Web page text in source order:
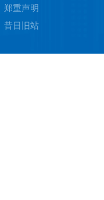
郑重声明
昔日旧站